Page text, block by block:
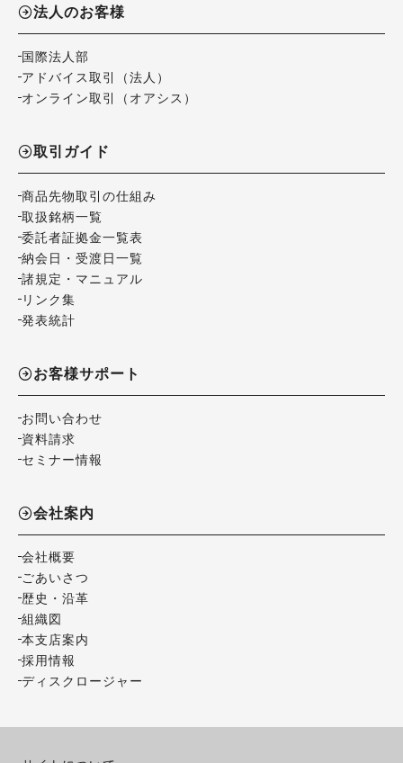
法人のお客様
国際法人部
アドバイス取引（法人）
オンライン取引（オアシス）
取引ガイド
商品先物取引の仕組み
取扱銘柄一覧
委託者証拠金一覧表
納会日・受渡日一覧
諸規定・マニュアル
リンク集
発表統計
お客様サポート
お問い合わせ
資料請求
セミナー情報
会社案内
会社概要
ごあいさつ
歴史・沿革
組織図
本支店案内
採用情報
ディスクロージャー